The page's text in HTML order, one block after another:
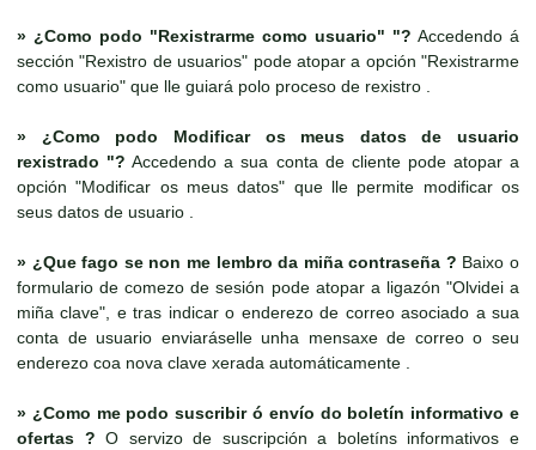
» ¿Como podo "Rexistrarme como usuario" "? Accedendo á
sección "Rexistro de usuarios" pode atopar a opción "Rexistrarme
como usuario" que lle guiará polo proceso de rexistro .
» ¿Como podo Modificar os meus datos de usuario
rexistrado "? Accedendo a sua conta de cliente pode atopar a
opción "Modificar os meus datos" que lle permite modificar os
seus datos de usuario .
» ¿Que fago se non me lembro da miña contraseña ? Baixo o
formulario de comezo de sesión pode atopar a ligazón "Olvidei a
miña clave", e tras indicar o enderezo de correo asociado a sua
conta de usuario enviaráselle unha mensaxe de correo o seu
enderezo coa nova clave xerada automáticamente .
» ¿Como me podo suscribir ó envío do boletín informativo e
ofertas ? O servizo de suscripción a boletíns informativos e